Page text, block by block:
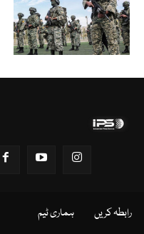
رابطہ کریں ہماری ٹیم